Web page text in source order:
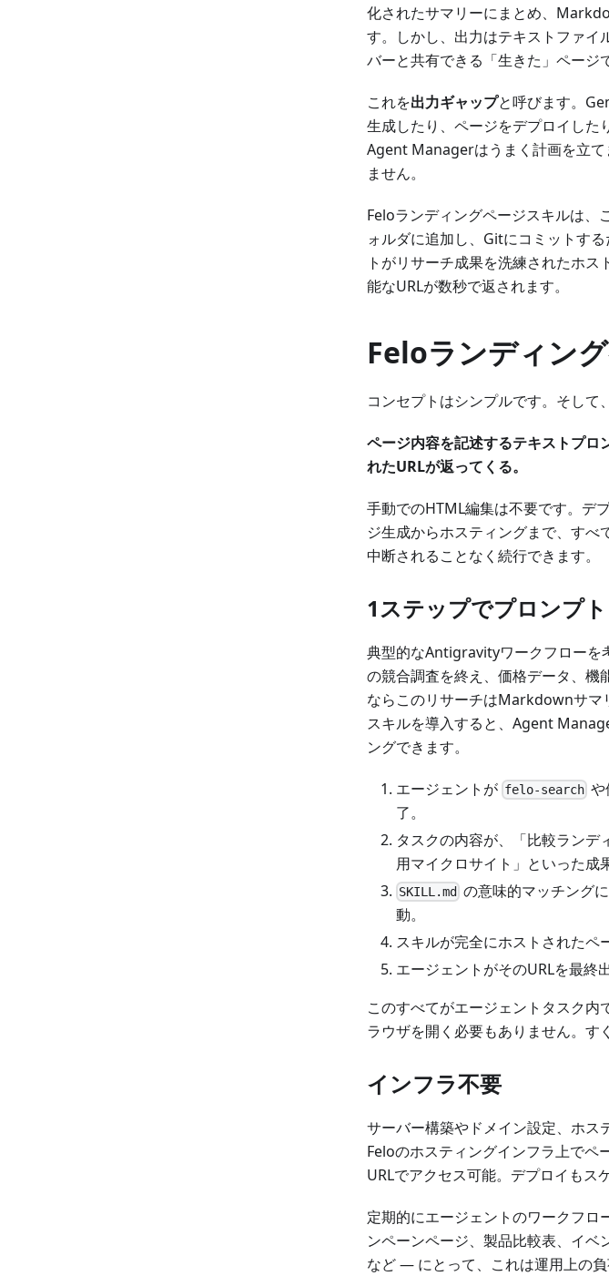
化されたサマリーにまとめ、
す。しかし、出力はテキストファ
バーと共有できる「生きた」ページ
これを出力ギャップと呼びます。
生成したり、ページをデプロイした
Agent Managerはうまく計画を立て
ません。
Feloランディングページスキルは、
ォルダに追加し、Gitにコミットす
トがリサーチ成果を洗練されたホ
能なURLが数秒で返されます。
Feloランディン
コンセプトはシンプルです。そして
ページ内容を記述するテキストプロ
れたURLが返ってくる。
手動でのHTML編集は不要です。デ
ジ生成からホスティングまで、す
中断されることなく続行できます。
1ステップでプロンプ
典型的なAntigravityワークフローを
の競合調査を終え、価格データ、機
ならこのリサーチはMarkdownサマ
スキルを導入すると、Agent
ングできます。
エージェントが felo-search や
了。
タスクの内容が、「比較ランデ
用マイクロサイト」といった成
SKILL.md の意味的マッチング
動。
スキルが完全にホストされたペ
エージェントがそのURLを最終
このすべてがエージェントタスク
ラウザを開く必要もありません。す
インフラ不要
サーバー構築やドメイン設定、ホス
Feloのホスティングインフラ上でペ
URLでアクセス可能。デプロイもス
定期的にエージェントのワークフ
ンペーンページ、製品比較表、イ
など — にとって、これは運用上の負